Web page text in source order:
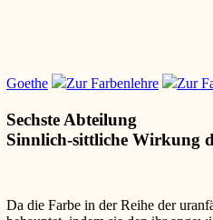
Goethe Zur Farbenlehre Zur
Sechste Abteilung
Sinnlich-sittliche Wirkung
Da die Farbe in der Reihe der